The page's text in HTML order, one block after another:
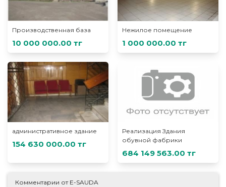
Производственная база
10 000 000.00 тг
Нежилое помещение
1 000 000.00 тг
административное здание
154 630 000.00 тг
Реализация Здания
обувной фабрики
684 149 563.00 тг
Комментарии от E-SAUDA